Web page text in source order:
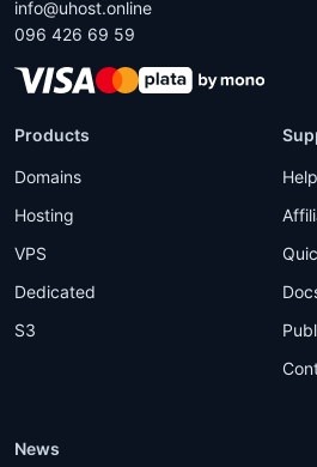
info@uhost.online
096 426 69 59
Products
Domains
Hosting
VPS
Dedicated
S3
Help
News